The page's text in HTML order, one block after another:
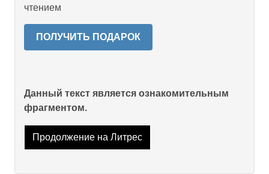
чтением
ПОЛУЧИТЬ ПОДАРОК
Данный текст является ознакомительным
фрагментом.
Продолжение на Литрес